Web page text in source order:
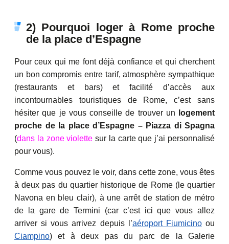
2) Pourquoi loger à Rome proche
de la place d’Espagne
Pour ceux qui me font déjà confiance et qui cherchent
un bon compromis entre tarif, atmosphère sympathique
(restaurants et bars) et facilité d’accès aux
incontournables touristiques de Rome, c’est sans
hésiter que je vous conseille de trouver un
logement
proche de la place d’Espagne – Piazza di Spagna
(dans la zone violette sur la carte que j’ai personnalisé
pour vous).
Comme vous pouvez le voir, dans cette zone, vous êtes
à deux pas du quartier historique de Rome (le quartier
Navona en bleu clair), à une arrêt de station de métro
de la gare de Termini (car c’est ici que vous allez
arriver si vous arrivez depuis l’aéroport Fiumicinoou
Ciampino) et à deux pas du parc de la Galerie